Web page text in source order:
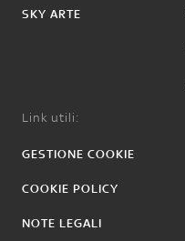
SKY ARTE
Link utili:
GESTIONE COOKIE
COOKIE POLICY
NOTE LEGALI